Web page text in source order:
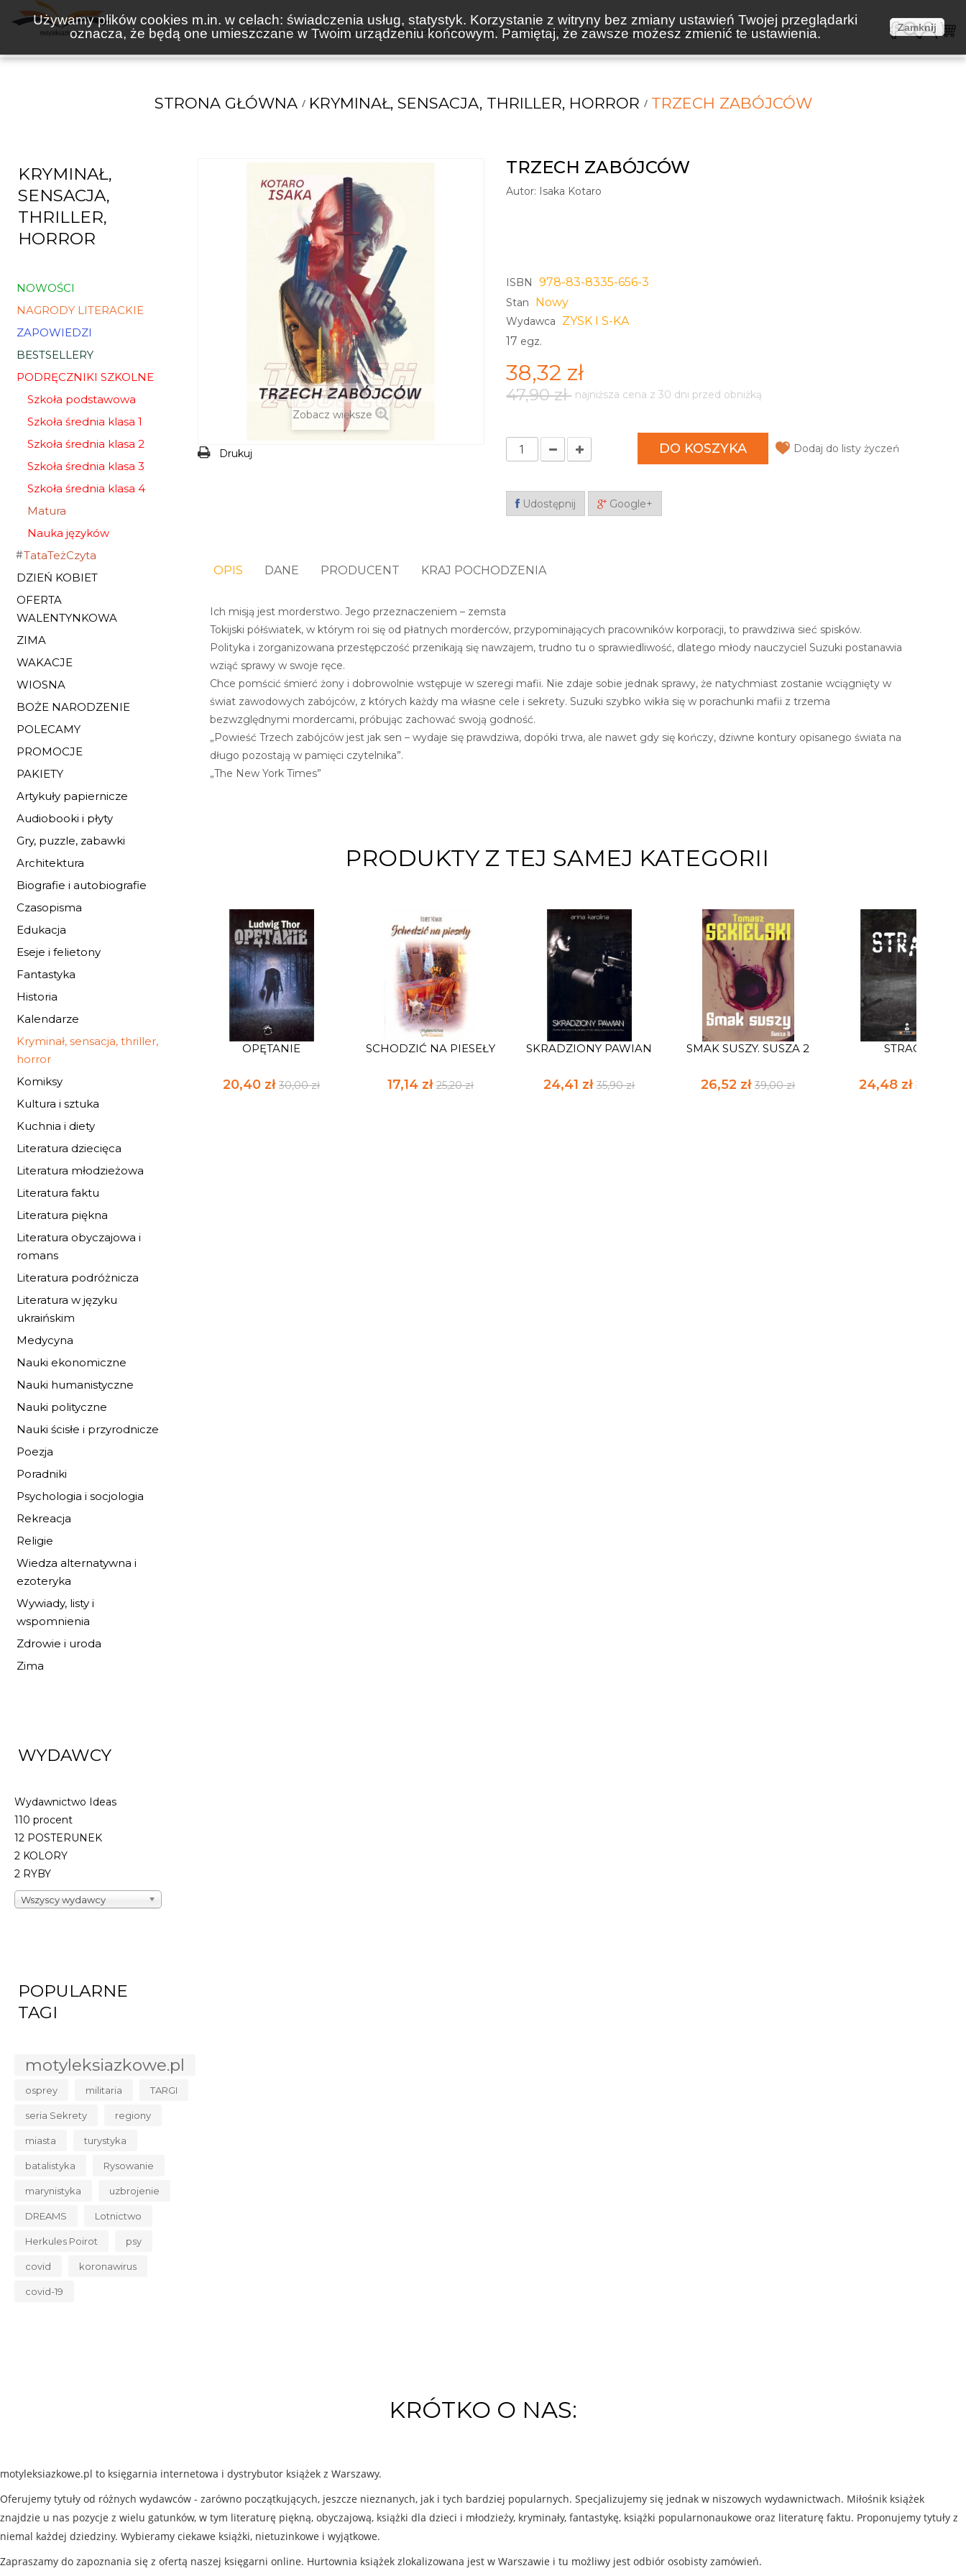
Używamy plików cookies m.in. w celach: świadczenia usług, statystyk. Korzystanie z witryny bez zmiany ustawień Twojej przeglądarki
oznacza, że będą one umieszczane w Twoim urządzeniu końcowym. Pamiętaj, że zawsze możesz zmienić te ustawienia.
Zamknij
KSIĄŻKI NOWOŚCI ZAPOWIEDZI BESTSELLERY WAKACJE KOSZTY WYSYŁKI
STRONA GŁÓWNA KRYMINAŁ, SENSACJA, THRILLER, HORROR TRZECH ZABÓJCÓW
KRYMINAŁ,
SENSACJA,
THRILLER,
HORROR
NOWOŚCI
NAGRODY LITERACKIE
ZAPOWIEDZI
BESTSELLERY
PODRĘCZNIKI SZKOLNE
Szkoła podstawowa
Szkoła średnia klasa 1
Szkoła średnia klasa 2
Szkoła średnia klasa 3
Szkoła średnia klasa 4
Matura
Nauka języków
TataTeżCzyta
DZIEŃ KOBIET
OFERTA
WALENTYNKOWA
ZIMA
WAKACJE
WIOSNA
BOŻE NARODZENIE
POLECAMY
PROMOCJE
PAKIETY
Artykuły papiernicze
Audiobooki i płyty
Gry, puzzle, zabawki
Architektura
Biografie i autobiografie
Czasopisma
Edukacja
Eseje i felietony
Fantastyka
Historia
Kalendarze
Kryminał, sensacja, thriller,
horror
Komiksy
Kultura i sztuka
Kuchnia i diety
Literatura dziecięca
Literatura młodzieżowa
Literatura faktu
Literatura piękna
Literatura obyczajowa i
romans
Literatura podróżnicza
Literatura w języku
ukraińskim
Medycyna
Nauki ekonomiczne
Nauki humanistyczne
Nauki polityczne
Nauki ścisłe i przyrodnicze
Poezja
Poradniki
Psychologia i socjologia
Rekreacja
Religie
Wiedza alternatywna i
ezoteryka
Wywiady, listy i
wspomnienia
Zdrowie i uroda
Zima
WYDAWCY
Wydawnictwo Ideas
110 procent
12 POSTERUNEK
2 KOLORY
2 RYBY
Wszyscy wydawcy
POPULARNE
TAGI
motyleksiazkowe.pl
osprey militaria TARGI
seria Sekrety regiony
miasta turystyka
batalistyka Rysowanie
marynistyka uzbrojenie
DREAMS Lotnictwo
Herkules Poirot psy
covid koronawirus
covid-19
Zobacz większe
Drukuj
TRZECH ZABÓJCÓW
Autor: Isaka Kotaro
ISBN 978-83-8335-656-3
Stan Nowy
Wydawca
ZYSK I S-KA
17 egz.
38,32 zł
47,90 zł najniższa cena z 30 dni przed obniżką
DO KOSZYKA Dodaj do listy życzeń
Udostępnij Google+
OPIS DANE PRODUCENT KRAJ POCHODZENIA
Ich misją jest morderstwo. Jego przeznaczeniem – zemsta
Tokijski półświatek, w którym roi się od płatnych morderców, przypominających pracowników korporacji, to prawdziwa sieć spisków.
Polityka i zorganizowana przestępczość przenikają się nawzajem, trudno tu o sprawiedliwość, dlatego młody nauczyciel Suzuki postanawia
wziąć sprawy w swoje ręce.
Chce pomścić śmierć żony i dobrowolnie wstępuje w szeregi mafii. Nie zdaje sobie jednak sprawy, że natychmiast zostanie wciągnięty w
świat zawodowych zabójców, z których każdy ma własne cele i sekrety. Suzuki szybko wikła się w porachunki mafii z trzema
bezwzględnymi mordercami, próbując zachować swoją godność.
„Powieść Trzech zabójców jest jak sen – wydaje się prawdziwa, dopóki trwa, ale nawet gdy się kończy, dziwne kontury opisanego świata na
długo pozostają w pamięci czytelnika”.
„The New York Times”
PRODUKTY Z TEJ SAMEJ KATEGORII
OPĘTANIE
20,40 zł30,00 zł
SCHODZIĆ NA PIESEŁY
17,14 zł 25,20 zł
SKRADZIONY PAWIAN
24,41 zł35,90 zł
SMAK SUSZY. SUSZA 2
26,52 zł39,00 zł
STRACH
24,48 zł 36,00 zł
KRÓTKO O NAS:
motyleksiazkowe.pl to księgarnia internetowa i dystrybutor książek z Warszawy.
Oferujemy tytuły od różnych wydawców - zarówno początkujących, jeszcze nieznanych, jak i tych bardziej popularnych. Specjalizujemy się jednak w niszowych wydawnictwach. Miłośnik książek
znajdzie u nas pozycje z wielu gatunków, w tym literaturę piękną, obyczajową, książki dla dzieci i młodzieży, kryminały, fantastykę, książki popularnonaukowe oraz literaturę faktu. Proponujemy tytuły z
niemal każdej dziedziny. Wybieramy ciekawe książki, nietuzinkowe i wyjątkowe.
Zapraszamy do zapoznania się z ofertą naszej księgarni online. Hurtownia książek zlokalizowana jest w Warszawie i tu możliwy jest odbiór osobisty zamówień.